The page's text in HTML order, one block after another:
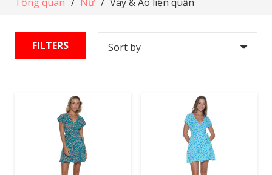
FILTERS